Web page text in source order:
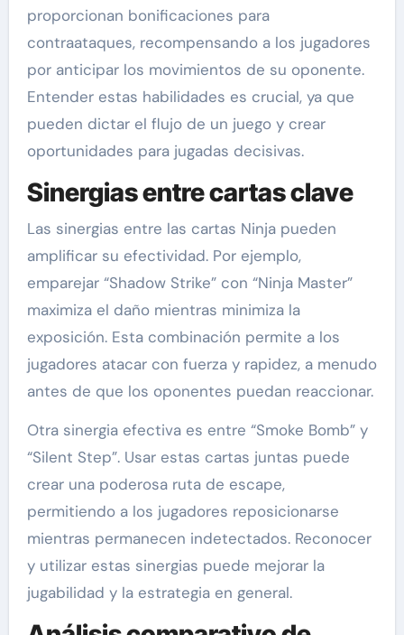
proporcionan bonificaciones para
contraataques, recompensando a los jugadores
por anticipar los movimientos de su oponente.
Entender estas habilidades es crucial, ya que
pueden dictar el flujo de un juego y crear
oportunidades para jugadas decisivas.
Sinergias entre cartas clave
Las sinergias entre las cartas Ninja pueden
amplificar su efectividad. Por ejemplo,
emparejar “Shadow Strike” con “Ninja Master”
maximiza el daño mientras minimiza la
exposición. Esta combinación permite a los
jugadores atacar con fuerza y rapidez, a menudo
antes de que los oponentes puedan reaccionar.
Otra sinergia efectiva es entre “Smoke Bomb” y
“Silent Step”. Usar estas cartas juntas puede
crear una poderosa ruta de escape,
permitiendo a los jugadores reposicionarse
mientras permanecen indetectados. Reconocer
y utilizar estas sinergias puede mejorar la
jugabilidad y la estrategia en general.